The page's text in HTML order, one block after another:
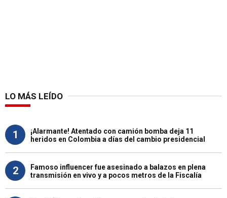
LO MÁS LEÍDO
1
¡Alarmante! Atentado con camión bomba deja 11
heridos en Colombia a días del cambio presidencial
2
Famoso influencer fue asesinado a balazos en plena
transmisión en vivo y a pocos metros de la Fiscalía